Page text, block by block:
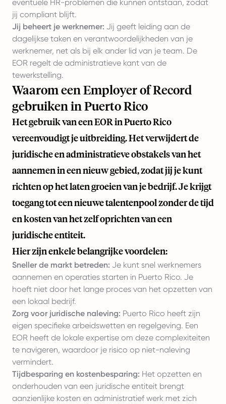
eventuele HR-problemen die kunnen ontstaan, zodat
jij compliant blijft.
Jij beheert je werknemer: Jij geeft leiding aan de
dagelijkse taken en verantwoordelijkheden van je
werknemer, net als bij elk ander lid van je team. De
EOR regelt de administratieve kant van de
tewerkstelling.
Waarom een Employer of Record
gebruiken in Puerto Rico
Het gebruik van een EOR in Puerto Rico
vereenvoudigt je uitbreiding. Het verwijdert de
juridische en administratieve obstakels van het
aannemen in een nieuw gebied, zodat jij je kunt
richten op het laten groeien van je bedrijf. Je krijgt
toegang tot een nieuwe talentenpool zonder de tijd
en kosten van het zelf oprichten van een
juridische entiteit.
Hier zijn enkele belangrijke voordelen:
Sneller de markt betreden: Je kunt snel werknemers
aannemen en operaties starten in Puerto Rico. Je
hoeft niet door het lange proces van het opzetten van
een lokaal bedrijf.
Zorg voor juridische naleving: Puerto Rico heeft zijn
eigen specifieke arbeidswetten en regelgeving. Een
EOR heeft de lokale expertise om deze complexiteiten
te navigeren, waardoor je risico op niet-naleving
vermindert.
Tijdbesparing en kostenbesparing: Het opzetten en
onderhouden van een juridische entiteit brengt
aanzienlijke kosten en administratief werk met zich